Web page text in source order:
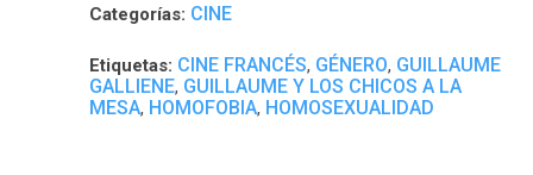
Categorías: CINE
Etiquetas: CINE FRANCÉS, GÉNERO, GUILLAUME
GALLIENE, GUILLAUME Y LOS CHICOS A LA
MESA, HOMOFOBIA, HOMOSEXUALIDAD